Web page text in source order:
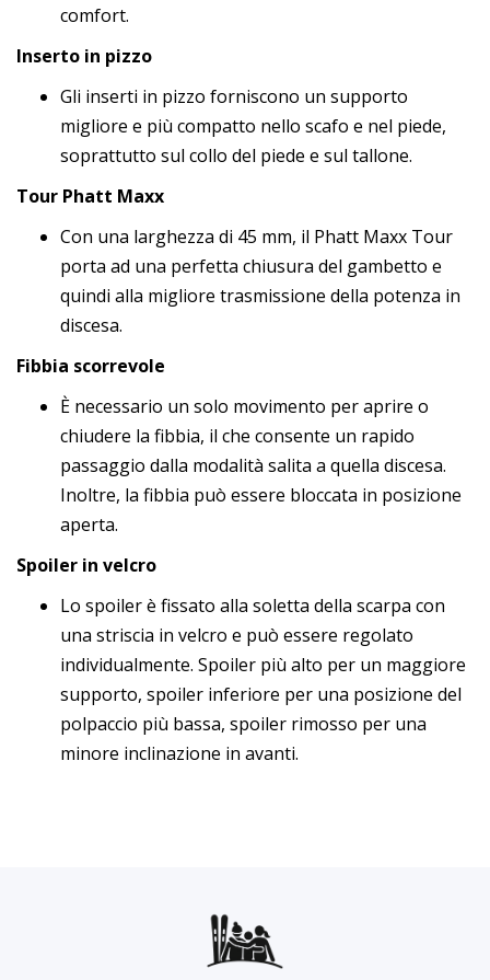
comfort.
Inserto in pizzo
Gli inserti in pizzo forniscono un supporto
migliore e più compatto nello scafo e nel piede,
soprattutto sul collo del piede e sul tallone.
Tour Phatt Maxx
Con una larghezza di 45 mm, il Phatt Maxx Tour
porta ad una perfetta chiusura del gambetto e
quindi alla migliore trasmissione della potenza in
discesa.
Fibbia scorrevole
È necessario un solo movimento per aprire o
chiudere la fibbia, il che consente un rapido
passaggio dalla modalità salita a quella discesa.
Inoltre, la fibbia può essere bloccata in posizione
aperta.
Spoiler in velcro
Lo spoiler è fissato alla soletta della scarpa con
una striscia in velcro e può essere regolato
individualmente. Spoiler più alto per un maggiore
supporto, spoiler inferiore per una posizione del
polpaccio più bassa, spoiler rimosso per una
minore inclinazione in avanti.